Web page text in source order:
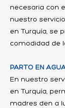
necesaria con
nuestro
en Turquía, se
comodidad de
PARTO EN
En nuestro
en Turquía,
madres den a